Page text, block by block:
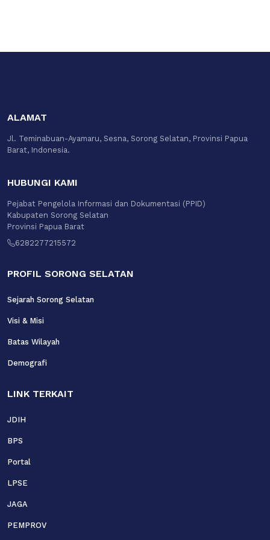
ALAMAT
Jl. Teminabuan-Ayamaru, Sesna, Sorong Selatan, Provinsi Papua
Barat, Indonesia.
HUBUNGI KAMI
Pejabat Pengelola Informasi dan Dokumentasi (PPID)
Kabupaten Sorong Selatan
Provinsi Papua Barat
6282277215572
PROFIL SORONG SELATAN
Sejarah Sorong Selatan
Visi & Misi
Batas Wilayah
Demografi
LINK TERKAIT
JDIH
BPS
Portal
LPSE
JAGA
PEMPROV